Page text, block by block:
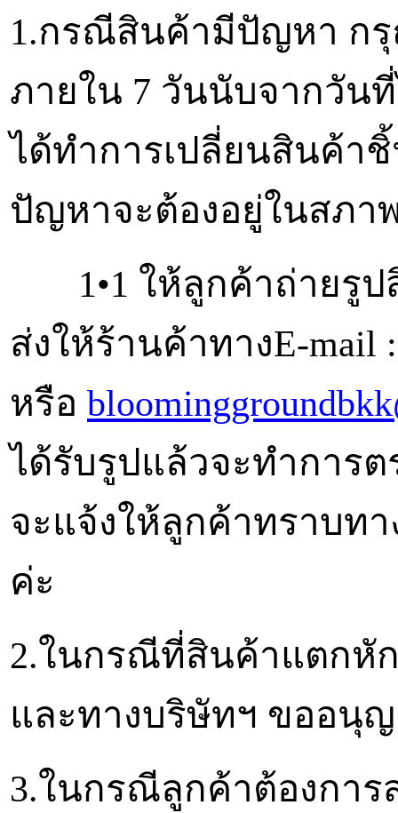
1.กรณีสินค้ามีปัญหา ก
ภายใน 7 วันนับจากวัน
ได้ทำการเปลี่ยนสินค้า
ปัญหาจะต้องอยู่ในสภา
1•1 ให้ลูกค้าถ่ายรูป
ส่งให้ร้านค้าทางE-mail
หรือ
ได้รับรูปแล้วจะทำการ
จะแจ้งให้ลูกค้าทราบทา
ค่ะ
2.ในกรณีที่สินค้าแตกหั
และทางบริษัทฯ ขออนุ
3.ในกรณีลูกค้าต้องกา